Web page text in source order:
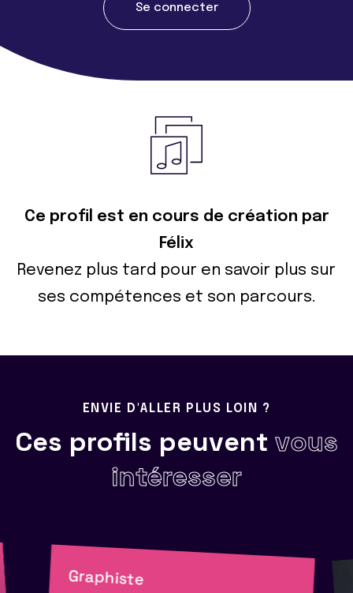
Se connecter
Ce profil est en cours de création par
Félix
Revenez plus tard pour en savoir plus sur
ses compétences et son parcours.
ENVIE D'ALLER PLUS LOIN ?
Ces profils peuvent vous
intéresser
Graphiste